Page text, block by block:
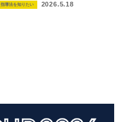
指導法を知りたい 2026.5.18